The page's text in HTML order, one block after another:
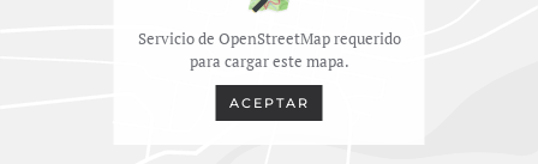
Servicio de OpenStreetMap requerido
para cargar este mapa.
ACEPTAR